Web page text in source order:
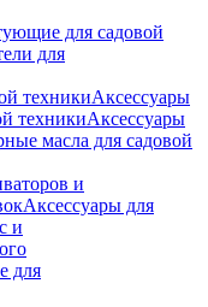
для садовой
для
техникиАксессуары
техникиАксессуары
масла для садовой
и
Аксессуары для
и
для